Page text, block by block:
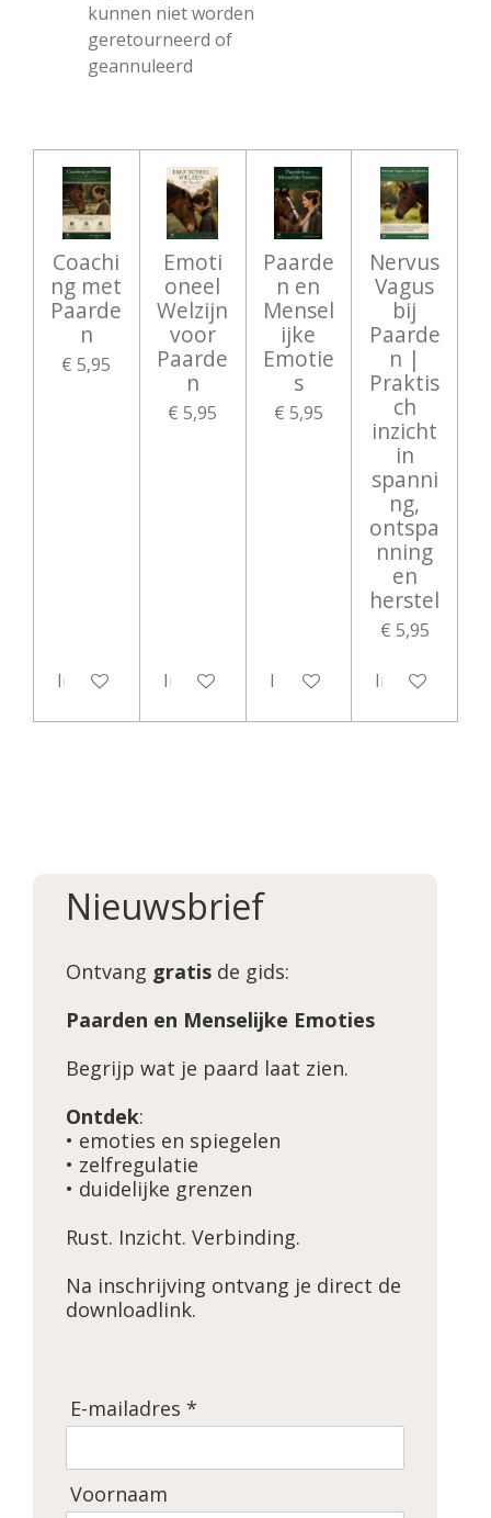
kunnen niet worden
geretourneerd of
geannuleerd
Coachi
ng met
Paarde
n
€ 5,95
In winkelwagen
Emoti
oneel
Welzijn
voor
Paarde
n
€ 5,95
In winkelwagen
Paarde
n en
Mensel
ijke
Emotie
s
€ 5,95
In winkelwagen
Nervus
Vagus
bij
Paarde
n |
Praktis
ch
inzicht
in
spanni
ng,
ontspa
nning
en
herstel
€ 5,95
In
Nieuwsbrief
Ontvang gratis de gids:
Paarden en Menselijke Emoties
Begrijp wat je paard laat zien.
Ontdek:
• emoties en spiegelen
• zelfregulatie
• duidelijke grenzen
Rust. Inzicht. Verbinding.
Na inschrijving ontvang je direct de
downloadlink.
E-mailadres *
Voornaam